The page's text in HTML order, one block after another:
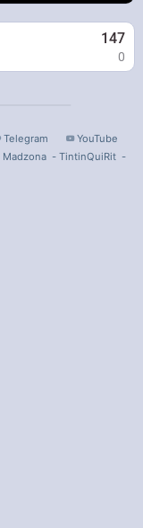
147
0
Telegram
YouTube
Madzona- TintinQuiRit-